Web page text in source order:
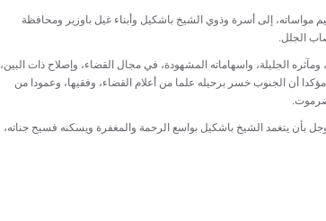
مواساته، إلى أسرة وذوي الشيخ باشكيل وأبناء غيل باوزير ومحافظة
الجلل.
الجليلة، واسهاماته المشهودة، في مجال القضاء، وإصلاح ذات البين،
أن الجنوب خسر برحيله علما من أعلام القضاء، وفقيها، وعمودا من
بأن يتغمد الشيخ باشكيل بواسع الرحمة والمغفرة ويسكنه فسيح جناته،